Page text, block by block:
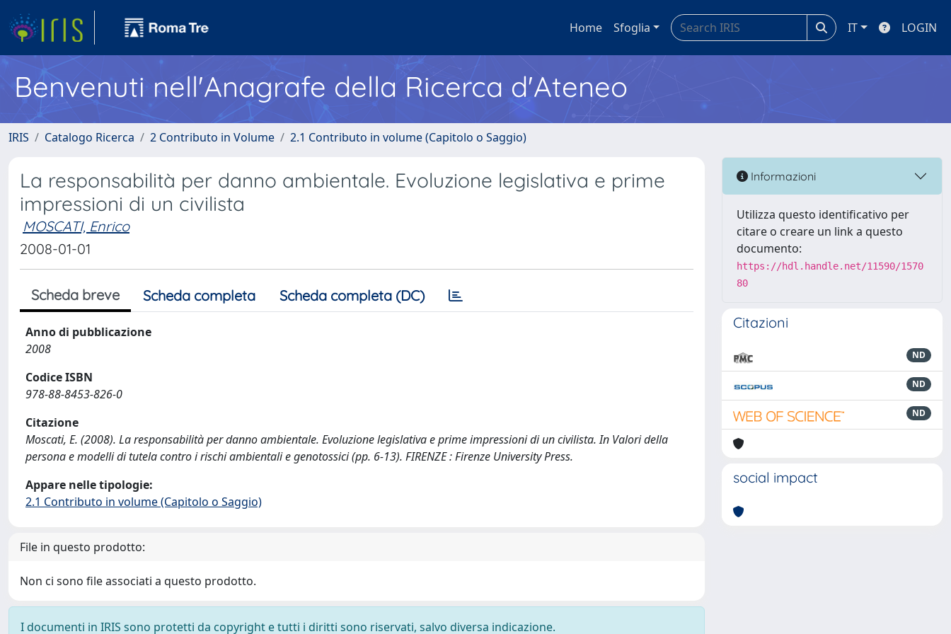
Home Sfoglia IT LOGIN
Benvenuti nell'Anagrafe della Ricerca d'Ateneo
IRIS Catalogo Ricerca 2 Contributo in Volume 2.1 Contributo in volume (Capitolo o Saggio)
La responsabilità per danno ambientale. Evoluzione legislativa e prime
impressioni di un civilista
MOSCATI, Enrico
2008-01-01
Scheda breve Scheda completa Scheda completa (DC)
Anno di pubblicazione
2008
Codice ISBN
978-88-8453-826-0
Citazione
Moscati, E. (2008). La responsabilità per danno ambientale. Evoluzione legislativa e prime impressioni di un civilista. In Valori della
persona e modelli di tutela contro i rischi ambientali e genotossici (pp. 6-13). FIRENZE : Firenze University Press.
Appare nelle tipologie:
2.1 Contributo in volume (Capitolo o Saggio)
File in questo prodotto:
Non ci sono file associati a questo prodotto.
I documenti in IRIS sono protetti da copyright e tutti i diritti sono riservati, salvo diversa indicazione.
Informazioni
Utilizza questo identificativo per
citare o creare un link a questo
documento:
https://hdl.handle.net/11590/1570
80
Citazioni
ND
ND
ND
social impact